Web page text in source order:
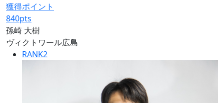
獲得ポイント
840pts
孫崎 大樹
ヴィクトワール広島
RANK2